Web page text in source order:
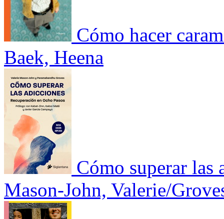
Cómo hacer
Baek, Heena
Cómo superar las
Mason-John, Valerie/